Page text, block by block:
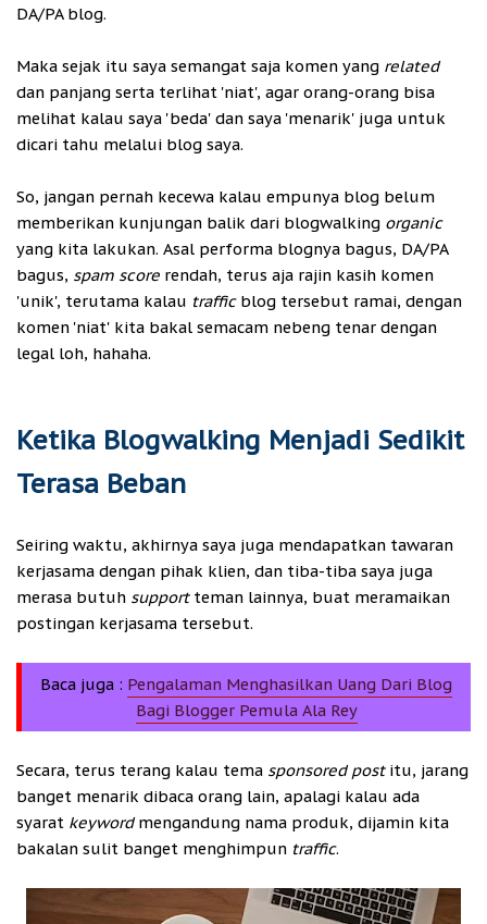
DA/PA blog.
Maka sejak itu saya semangat saja komen yang related
dan panjang serta terlihat 'niat', agar orang-orang bisa
melihat kalau saya 'beda' dan saya 'menarik' juga untuk
dicari tahu melalui blog saya.
So, jangan pernah kecewa kalau empunya blog belum
memberikan kunjungan balik dari blogwalking organic
yang kita lakukan. Asal performa blognya bagus, DA/PA
bagus, spam score rendah, terus aja rajin kasih komen
'unik', terutama kalau traffic blog tersebut ramai, dengan
komen 'niat' kita bakal semacam nebeng tenar dengan
legal loh, hahaha.
Ketika Blogwalking Menjadi Sedikit
Terasa Beban
Seiring waktu, akhirnya saya juga mendapatkan tawaran
kerjasama dengan pihak klien, dan tiba-tiba saya juga
merasa butuh support teman lainnya, buat meramaikan
postingan kerjasama tersebut.
Baca juga : Pengalaman Menghasilkan Uang Dari Blog
Bagi Blogger Pemula Ala Rey
Secara, terus terang kalau tema sponsored post itu, jarang
banget menarik dibaca orang lain, apalagi kalau ada
syarat keywordmengandung nama produk, dijamin kita
bakalan sulit banget menghimpun traffic.